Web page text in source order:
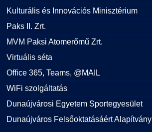
Kulturális és Innovációs Minisztérium
Paks II. Zrt.
MVM Paksi Atomerőmű Zrt.
Virtuális séta
Office 365, Teams, @MAIL
WiFi szolgáltatás
Dunaújvárosi Egyetem Sportegyesület
Dunaújváros Felsőoktatásáért Alapítvány